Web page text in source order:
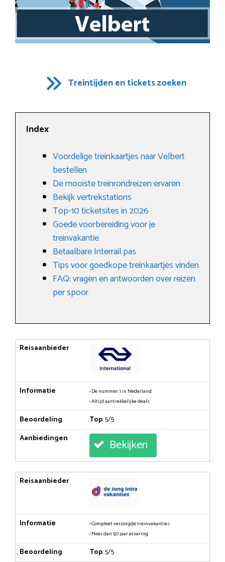
Treintijden en tickets zoeken
Index
Voordelige treinkaartjes naar Velbert
bestellen
De mooiste treinrondreizen ervaren
Bekijk vertrekstations
Top-10 ticketsites in 2026
Goede voorbereiding voor je
treinvakantie
Betaalbare Interrail pas
Tips voor goedkope treinkaartjes vinden
FAQ: vragen en antwoorden over reizen
per spoor
Reisaanbieder
Informatie
• De nummer 1 in Nederland
• Altijd aantrekkelijke deals
Beoordeling Top: 5/5
Aanbiedingen
Bekijken
Reisaanbieder
Informatie
• Compleet verzorgde treinvakanties
• Meer dan 50 jaar ervaring
Beoordeling Top: 5/5